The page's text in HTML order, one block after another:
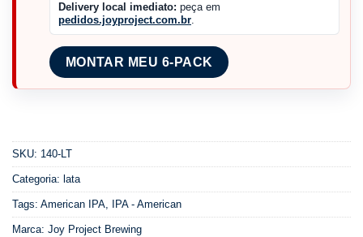
Delivery local imediato: peça em
pedidos.joyproject.com.br.
MONTAR MEU 6-PACK
SKU: 140-LT
Categoria: lata
Tags: American IPA, IPA - American
Marca: Joy Project Brewing